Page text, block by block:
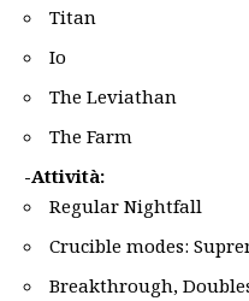
Titan
Io
The Leviathan
The Farm
-Attività:
Regular Nightfall
Crucible modes:
Breakthrough,